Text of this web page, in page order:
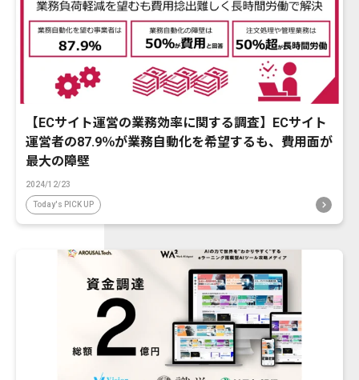
【ECサイト運営の業務効率に関する調査】ECサイト
運営者の87.9％が業務自動化を希望するも、費用面が
最大の障壁
2024/12/23
Today's PICK UP